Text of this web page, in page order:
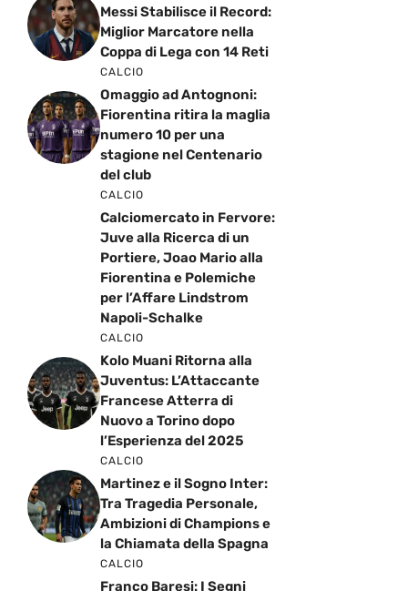
Messi Stabilisce il Record:
Miglior Marcatore nella
Coppa di Lega con 14 Reti
CALCIO
Omaggio ad Antognoni:
Fiorentina ritira la maglia
numero 10 per una
stagione nel Centenario
del club
CALCIO
Calciomercato in Fervore:
Juve alla Ricerca di un
Portiere, Joao Mario alla
Fiorentina e Polemiche
per l’Affare Lindstrom
Napoli-Schalke
CALCIO
Kolo Muani Ritorna alla
Juventus: L’Attaccante
Francese Atterra di
Nuovo a Torino dopo
l’Esperienza del 2025
CALCIO
Martinez e il Sogno Inter:
Tra Tragedia Personale,
Ambizioni di Champions e
la Chiamata della Spagna
CALCIO
Franco Baresi: I Segni